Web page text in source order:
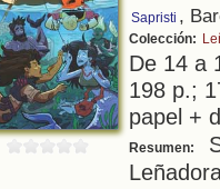
Sapristi ,
Colección:
De 14 a
198 p.;
papel +
Resumen: